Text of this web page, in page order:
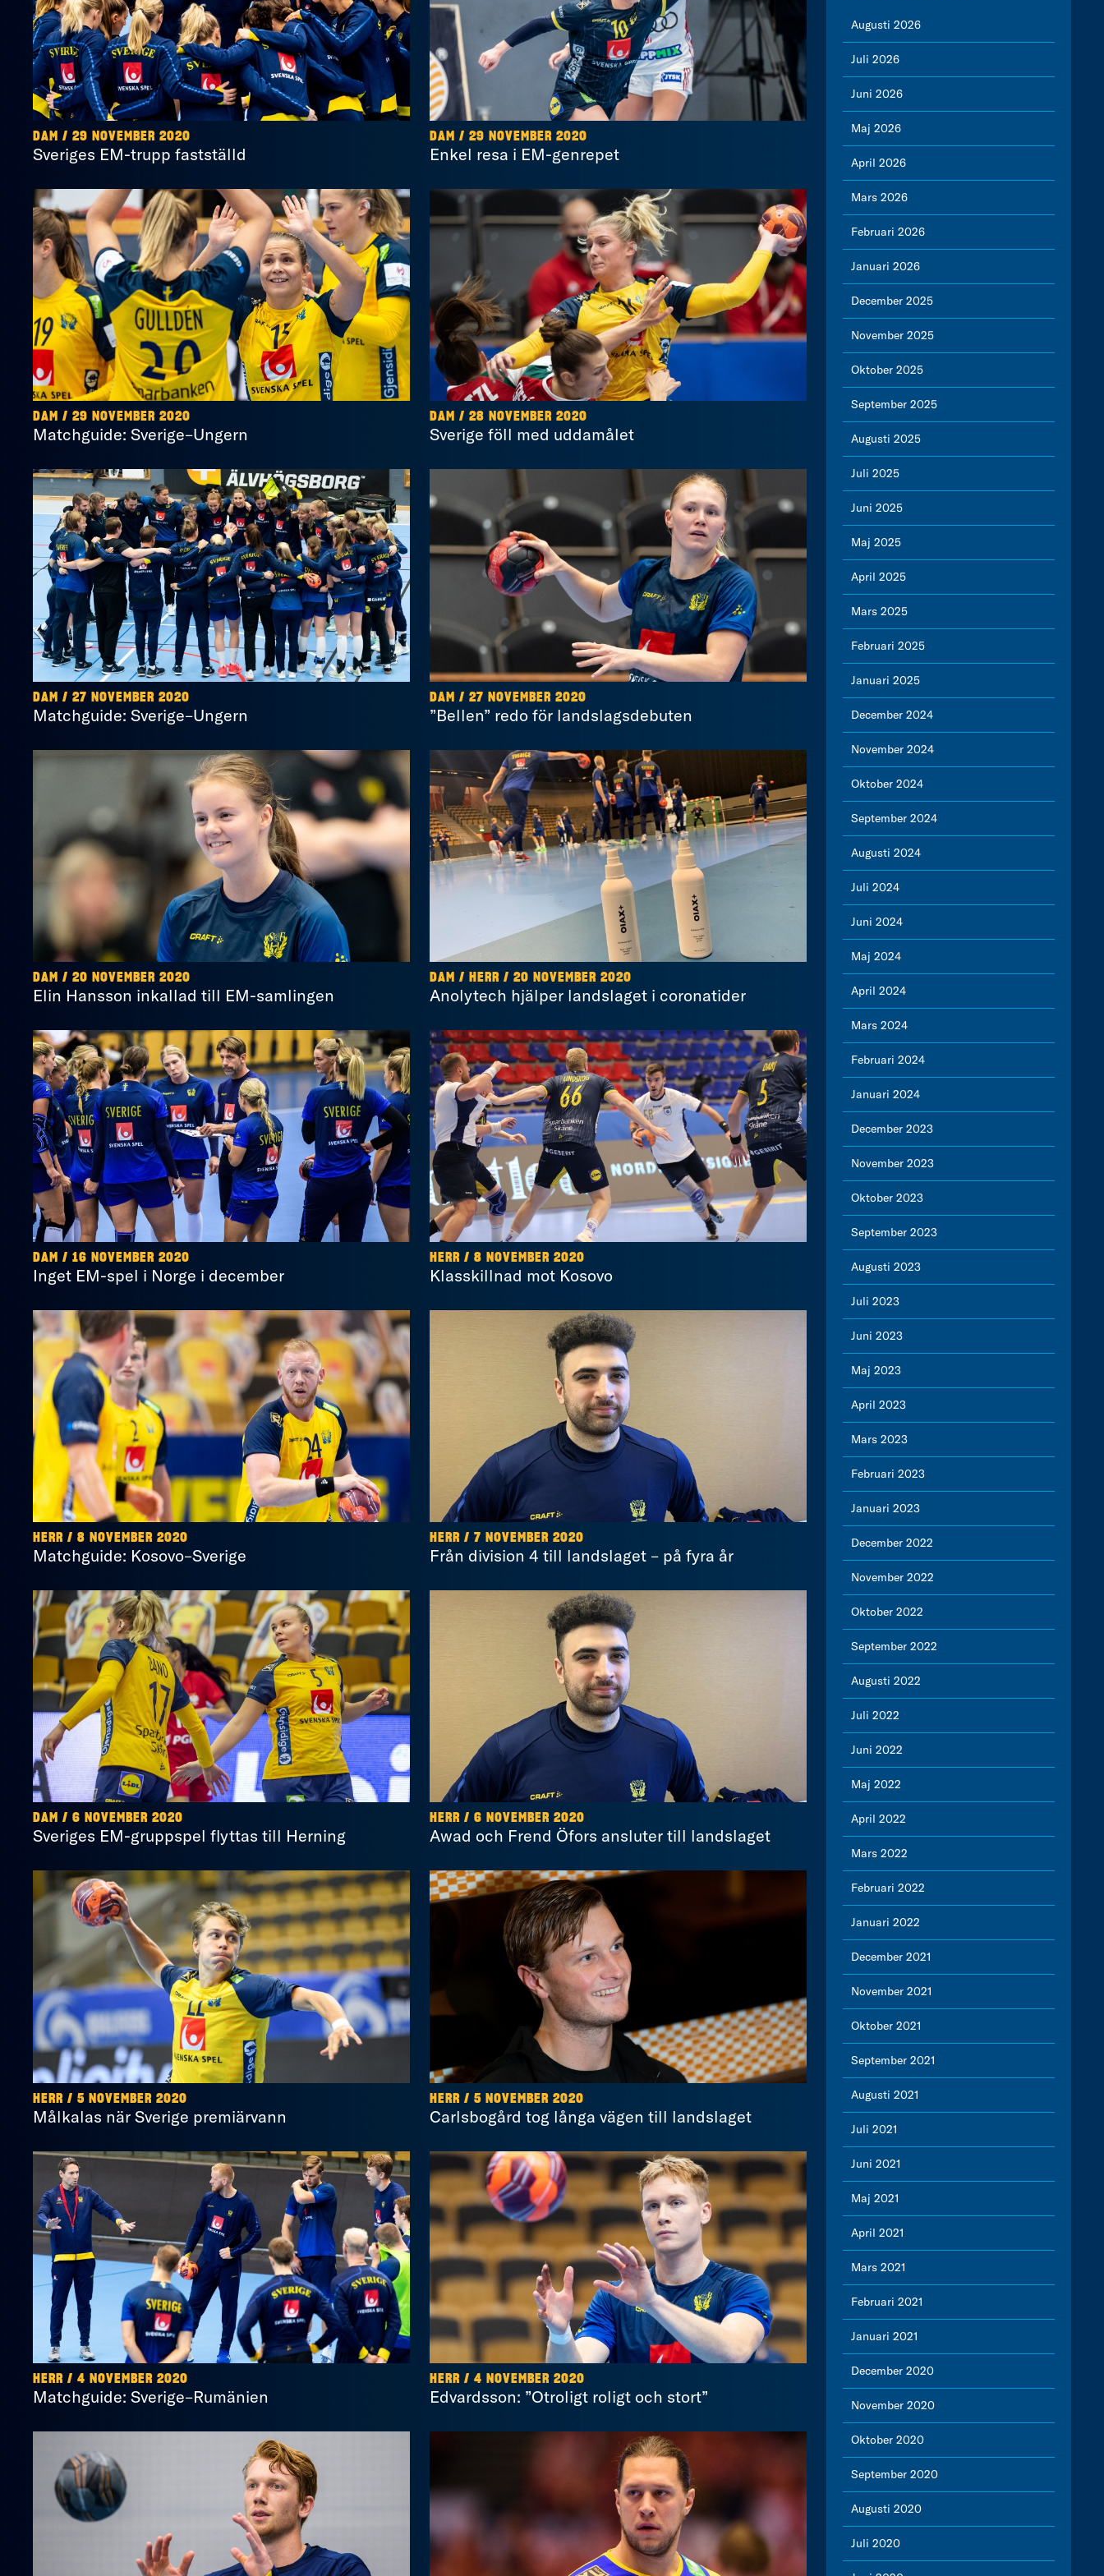
DAM / 29 NOVEMBER 2020
Sveriges EM-trupp fastställd
DAM / 29 NOVEMBER 2020
Enkel resa i EM-genrepet
DAM / 29 NOVEMBER 2020
Matchguide: Sverige–Ungern
DAM / 28 NOVEMBER 2020
Sverige föll med uddamålet
DAM / 27 NOVEMBER 2020
Matchguide: Sverige–Ungern
DAM / 27 NOVEMBER 2020
”Bellen” redo för landslagsdebuten
DAM / 20 NOVEMBER 2020
Elin Hansson inkallad till EM-samlingen
DAM / HERR / 20 NOVEMBER 2020
Anolytech hjälper landslaget i coronatider
DAM / 16 NOVEMBER 2020
Inget EM-spel i Norge i december
HERR / 8 NOVEMBER 2020
Klasskillnad mot Kosovo
HERR / 8 NOVEMBER 2020
Matchguide: Kosovo–Sverige
HERR / 7 NOVEMBER 2020
Från division 4 till landslaget – på fyra år
DAM / 6 NOVEMBER 2020
Sveriges EM-gruppspel flyttas till Herning
HERR / 6 NOVEMBER 2020
Awad och Frend Öfors ansluter till landslaget
HERR / 5 NOVEMBER 2020
Målkalas när Sverige premiärvann
HERR / 5 NOVEMBER 2020
Carlsbogård tog långa vägen till landslaget
HERR / 4 NOVEMBER 2020
Matchguide: Sverige–Rumänien
HERR / 4 NOVEMBER 2020
Edvardsson: ”Otroligt roligt och stort”
Augusti 2026
Juli 2026
Juni 2026
Maj 2026
April 2026
Mars 2026
Februari 2026
Januari 2026
December 2025
November 2025
Oktober 2025
September 2025
Augusti 2025
Juli 2025
Juni 2025
Maj 2025
April 2025
Mars 2025
Februari 2025
Januari 2025
December 2024
November 2024
Oktober 2024
September 2024
Augusti 2024
Juli 2024
Juni 2024
Maj 2024
April 2024
Mars 2024
Februari 2024
Januari 2024
December 2023
November 2023
Oktober 2023
September 2023
Augusti 2023
Juli 2023
Juni 2023
Maj 2023
April 2023
Mars 2023
Februari 2023
Januari 2023
December 2022
November 2022
Oktober 2022
September 2022
Augusti 2022
Juli 2022
Juni 2022
Maj 2022
April 2022
Mars 2022
Februari 2022
Januari 2022
December 2021
November 2021
Oktober 2021
September 2021
Augusti 2021
Juli 2021
Juni 2021
Maj 2021
April 2021
Mars 2021
Februari 2021
Januari 2021
December 2020
November 2020
Oktober 2020
September 2020
Augusti 2020
Juli 2020